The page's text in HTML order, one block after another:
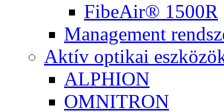
FibeAir® 1500R
Management
Aktív optikai
ALPHION
OMNITRON